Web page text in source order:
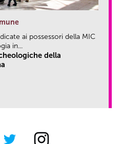
ai possessori della MIC
in...
della